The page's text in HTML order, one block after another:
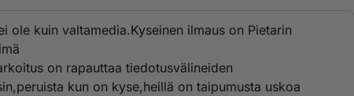
ole kuin valtamedia.Kyseinen ilmaus on Pietarin
on rapauttaa tiedotusvälineiden
kun on kyse,heillä on taipumusta uskoa